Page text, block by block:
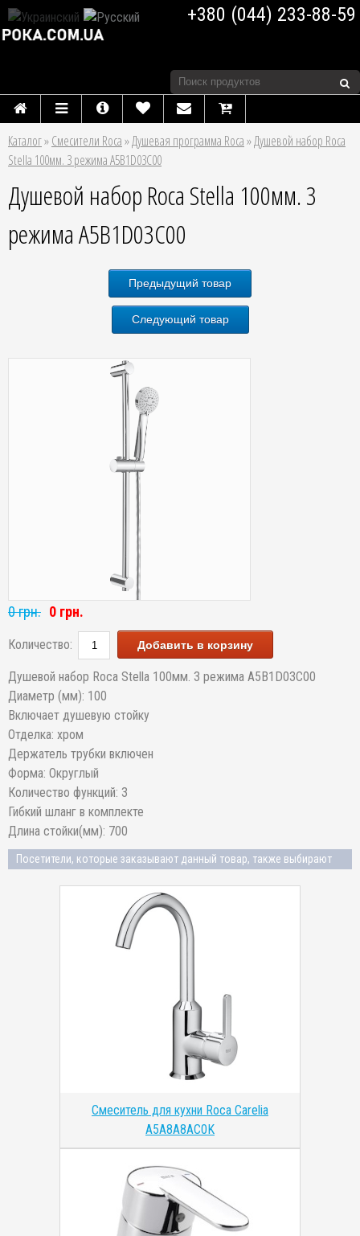
+380 (044) 233-88-59
Каталог»Смесители Roca»Душевая программа Roca»Душевой набор Roca
Stella 100мм. 3 режима A5B1D03C00
Душевой набор Roca Stella 100мм. 3
режима A5B1D03C00
Предыдущий товар
Следующий товар
0 грн. 0 грн.
Количество: Добавить в корзину
Душевой набор Roca Stella 100мм. 3 режима A5B1D03C00
Диаметр (мм): 100
Включает душевую стойку
Отделка: хром
Держатель трубки включен
Форма: Округлый
Количество функций: 3
Гибкий шланг в комплекте
Длина стойки(мм): 700
Посетители, которые заказывают данный товар, также выбирают
Смеситель для кухни Roca Carelia
A5A8A8AC0K